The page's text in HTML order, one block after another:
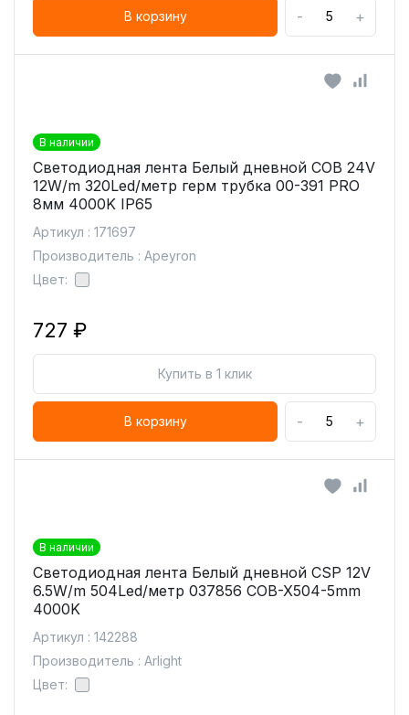
В корзину - +
В наличии
Светодиодная лента Белый дневной COB 24V
12W/m 320Led/метр герм трубка 00-391 PRO
8мм 4000K IP65
Артикул : 171697
Производитель : Apeyron
Цвет:
727 ₽
Купить в 1 клик
В корзину - +
В наличии
Светодиодная лента Белый дневной CSP 12V
6.5W/m 504Led/метр 037856 COB-X504-5mm
4000K
Артикул : 142288
Производитель : Arlight
Цвет: